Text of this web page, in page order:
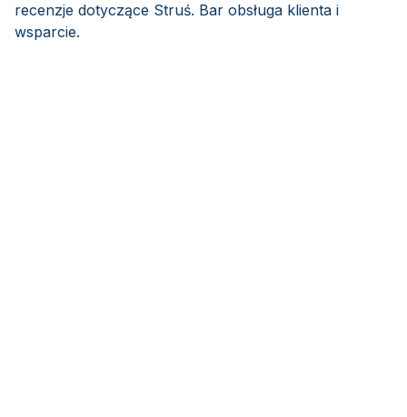
recenzje dotyczące Struś. Bar obsługa klienta i
wsparcie.